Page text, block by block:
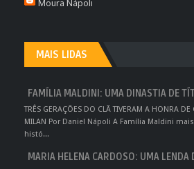
Moura Nápoli
MAIS LIDAS
FAMÍLIA MALDINI: UMA DINASTIA DE
TRÊS GERAÇÕES DO CLÃ TIVERAM A HONRA DE
MILAN Por Daniel Nápoli A Família Maldini
histó...
MARIA HELENA CARDOSO: UMA LENDA